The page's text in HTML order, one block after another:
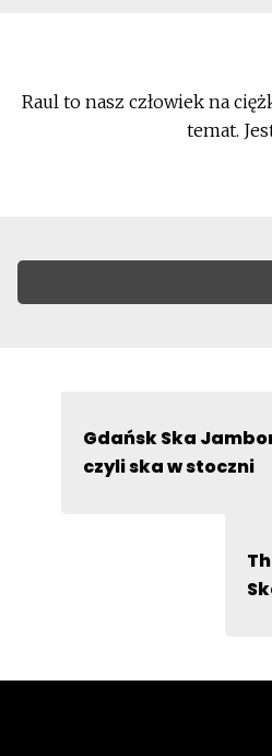
Raul to nasz człowiek na
temat.
Twój adres email nie zostanie
Gdańsk Ska
czyli ska w stoczni